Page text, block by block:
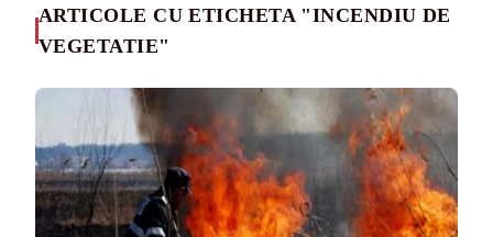
ARTICOLE CU ETICHETA "INCENDIU DE
VEGETATIE"